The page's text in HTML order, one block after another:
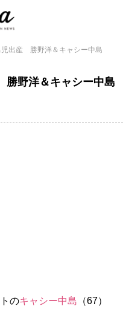
児出産 勝野洋＆キャシー中島
野洋＆キャシー中島
のキャシー中島 （67）